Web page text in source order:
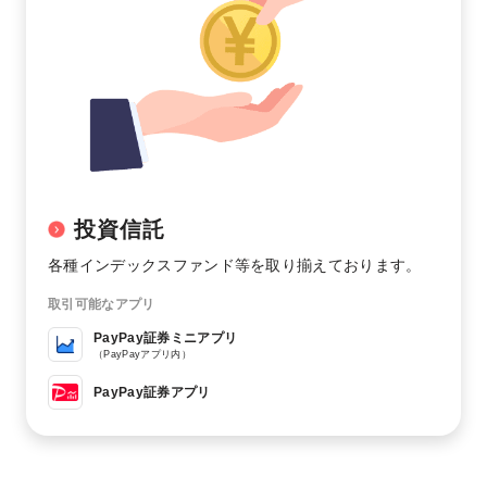
投資信託
各種インデックスファンド等を取り揃えております。
取引可能なアプリ
PayPay証券ミニアプリ
（PayPayアプリ内）
PayPay証券アプリ